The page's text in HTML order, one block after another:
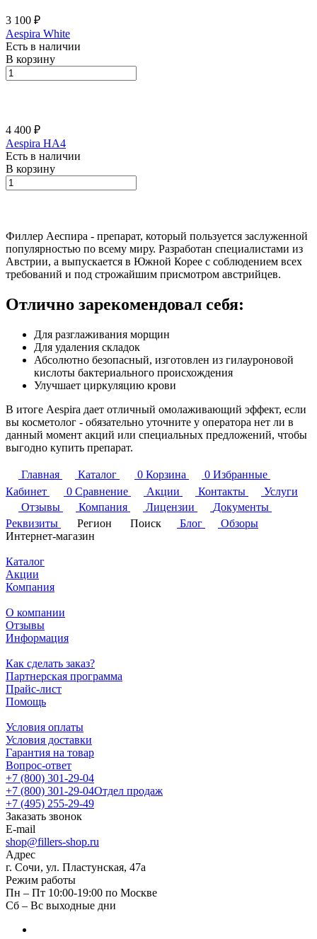
3 100 ₽
Aespira White
Есть в наличии
В корзину
4 400 ₽
Aespira HA4
Есть в наличии
В корзину
Филлер Аеспира - препарат, который пользуется заслуженной
популярностью по всему миру. Разработан специалистами из
Австрии, а выпускается в Южной Корее с соблюдением всех
требований и под строжайшим присмотром австрийцев.
Отлично зарекомендовал себя:
Для разглаживания морщин
Для удаления складок
Абсолютно безопасный, изготовлен из гилауроновой
кислоты бактериального происхождения
Улучшает циркуляцию крови
В итоге Aespira дает отличный омолаживающий эффект, если
вы косметолог - обязательно уточните у оператора нет ли в
данный момент акций или специальных предложений, чтобы
выгодно купить препарат.
Главная Каталог 0 Корзина 0 Избранные
Кабинет
0 Сравнение Акции Контакты
Услуги
Отзывы
Компания Лицензии
Документы
Реквизиты
Регион Поиск Блог
Обзоры
Интернет-магазин
Каталог
Акции
Компания
О компании
Отзывы
Информация
Как сделать заказ?
Партнерская программа
Прайс-лист
Помощь
Условия оплаты
Условия доставки
Гарантия на товар
Вопрос-ответ
+7 (800) 301-29-04
+7 (800) 301-29-04Отдел продаж
+7 (495) 255-29-49
Заказать звонок
E-mail
shop@fillers-shop.ru
Адрес
г. Сочи, ул. Пластунская, 47а
Режим работы
Пн – Пт 10:00-19:00 по Москве
Сб – Вс выходные дни